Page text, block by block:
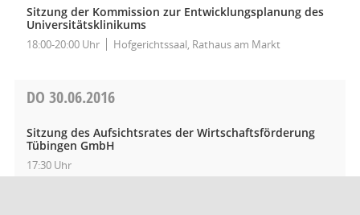
Sitzung der Kommission zur Entwicklungsplanung des
Universitätsklinikums
18:00-20:00 Uhr Hofgerichtssaal, Rathaus am Markt
DO 30.06.2016
Sitzung des Aufsichtsrates der Wirtschaftsförderung
Tübingen GmbH
17:30 Uhr